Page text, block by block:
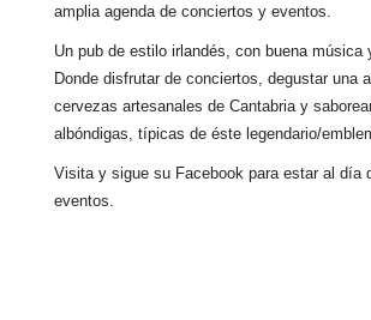
amplia agenda de conciertos y eventos.
Un pub de estilo irlandés, con buena música
Donde disfrutar de conciertos, degustar una
cervezas artesanales de Cantabria y
albóndigas, típicas de éste legendario/
Visita y sigue su Facebook para estar al día
eventos.